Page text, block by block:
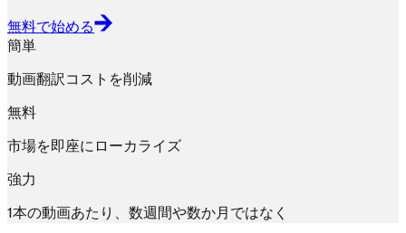
無料で始める
簡単
動画翻訳コストを削減
無料
市場を即座にローカライズ
強力
1本の動画あたり、数週間や数か月ではなく